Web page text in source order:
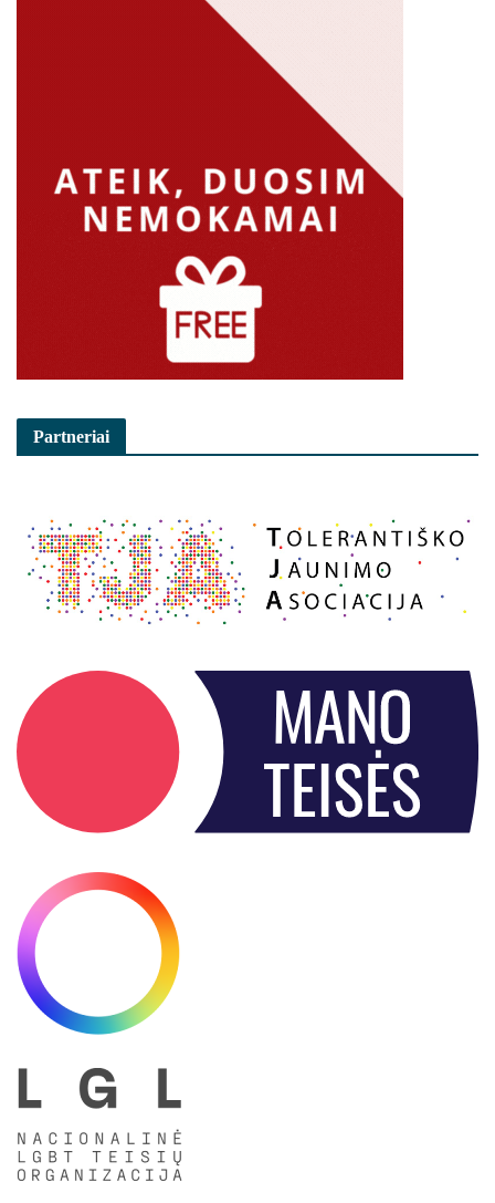
Partneriai